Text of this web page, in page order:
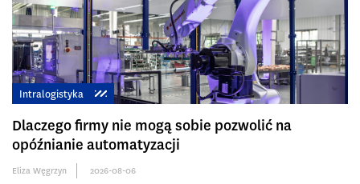
Intralogistyka
Dlaczego firmy nie mogą sobie pozwolić na
opóźnianie automatyzacji
Eliza Węgrzyn 2026-08-06